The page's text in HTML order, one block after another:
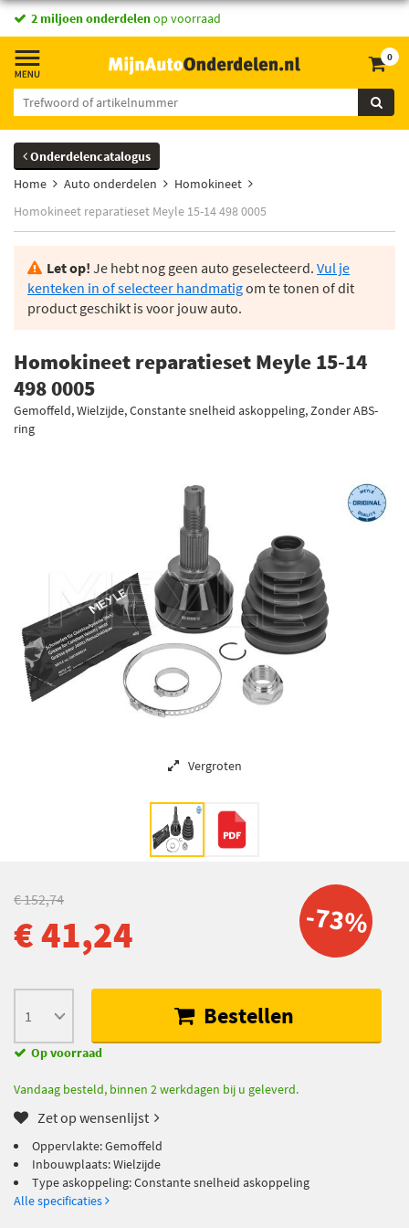
2 miljoen onderdelenop voorraad
0
Onderdelencatalogus
Home
Auto onderdelen
Homokineet
Homokineet reparatieset Meyle 15-14 498 0005
Let op! Je hebt nog geen auto geselecteerd. Vul je
kenteken in of selecteer handmatigom te tonen of dit
product geschikt is voor jouw auto.
Homokineet reparatieset Meyle 15-14
498 0005
Gemoffeld, Wielzijde, Constante snelheid askoppeling, Zonder ABS-
ring
Vergroten
-73%
€ 152,74
€ 41,24
Bestellen
Op voorraad
Vandaag besteld, binnen 2 werkdagen bij u geleverd.
Zet op wensenlijst
Oppervlakte: Gemoffeld
Inbouwplaats: Wielzijde
Type askoppeling: Constante snelheid askoppeling
Alle specificaties